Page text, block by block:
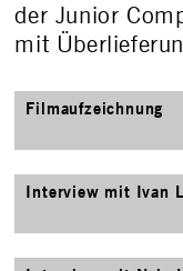
der Junior
mit
Filmaufzeichnung
Interview mit Ivan